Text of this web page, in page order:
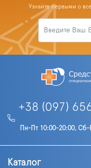
Узнайте первыми о
+38 (097)
Пн-Пт 10:00-20:00, Сб-
Каталог